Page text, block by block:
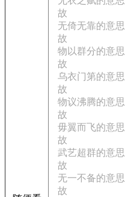
故
无倚无靠的意
故
物以群分的意
故
乌衣门第的意
故
物议沸腾的意
故
毋翼而飞的意
故
武艺超群的意
故
无一不备的意
故